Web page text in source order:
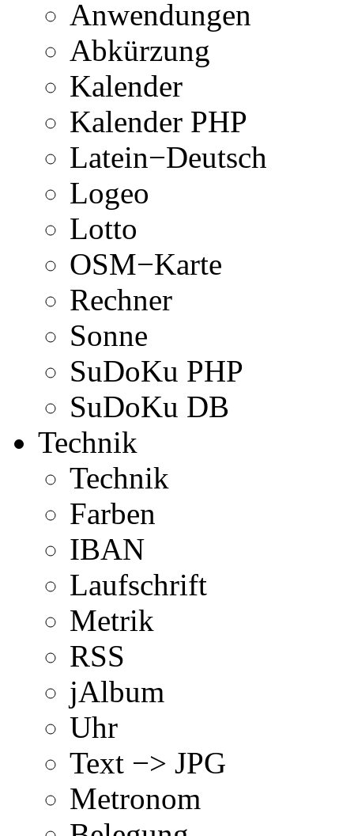
Anwendungen
Abkürzung
Kalender
Kalender PHP
Latein−Deutsch
Logeo
Lotto
OSM−Karte
Rechner
Sonne
SuDoKu PHP
SuDoKu DB
Technik
Technik
Farben
IBAN
Laufschrift
Metrik
RSS
jAlbum
Uhr
Text −> JPG
Metronom